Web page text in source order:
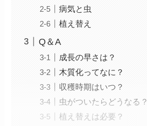
病気と虫
植え替え
Q＆A
成長の早さは？
木質化ってなに？
収穫時期はいつ？
虫がついたらどうなる？
植え替えは必要？